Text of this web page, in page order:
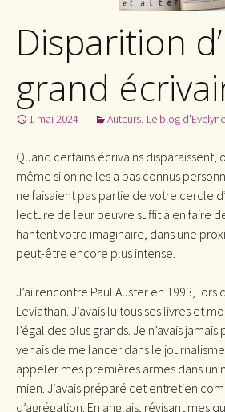
Disparition
grand
1 mai 2024 Auteurs, Le blog d'Evelyne
Quand certains écrivains disparaissent,
même si on ne les a pas connus
ne faisaient pas partie de votre cercle
lecture de leur oeuvre suffit à en faire
hantent votre imaginaire, dans une
peut-être encore plus intense.
J’ai rencontre Paul Auster en 1993,
Leviathan. J’avais lu tous ses livres et
l’égal des plus grands. Je n’avais
venais de me lancer dans le
appeler mes premières armes dans un
mien. J’avais préparé cet entretien
d’agrégation. En anglais, révisant mes